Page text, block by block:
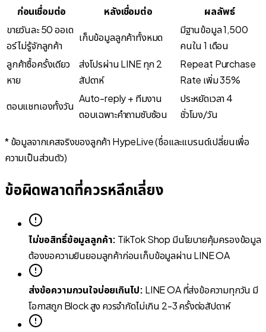
ก่อนเชื่อมต่อ หลังเชื่อมต่อ
ผลลัพธ์
ขายวันละ 50 ออเด
อร์ ไม่รู้จักลูกค้า
เก็บข้อมูลลูกค้าทั้งหมด
มีฐานข้อมูล 1,500
คนใน 1 เดือน
ลูกค้าซื้อครั้งเดียว
หาย
ส่งโปรผ่าน LINE ทุก 2
สัปดาห์
Repeat Purchase
Rate เพิ่ม 35%
ตอบแชทเองทั้งวัน
Auto-reply + ทีมงาน
ตอบเฉพาะคำถามซับซ้อน
ประหยัดเวลา 4
ชั่วโมง/วัน
* ข้อมูลจากเคสจริงของลูกค้า HypeLive (ชื่อและแบรนด์เปลี่ยนเพื่อ
ความเป็นส่วนตัว)
ข้อผิดพลาดที่ควรหลีกเลี่ยง
ไม่ขอสิทธิ์ข้อมูลลูกค้า: TikTok Shop มีนโยบายคุ้มครองข้อมูล
ต้องขอความยินยอมลูกค้าก่อนเก็บข้อมูลผ่าน LINE OA
ส่งข้อความกวนใจบ่อยเกินไป: LINE OA ที่ส่งข้อความทุกวัน มี
โอกาสถูก Block สูง ควรจำกัดไม่เกิน 2-3 ครั้งต่อสัปดาห์